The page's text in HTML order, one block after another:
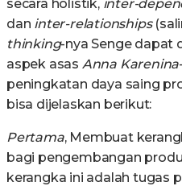
secara holistik, inter-
dan inter-relationships
thinking-nya Senge dapat
aspek asas Anna Karenina
peningkatan daya saing
bisa dijelaskan berikut:
Pertama, Membuat
bagi pengembangan
kerangka ini adalah tugas